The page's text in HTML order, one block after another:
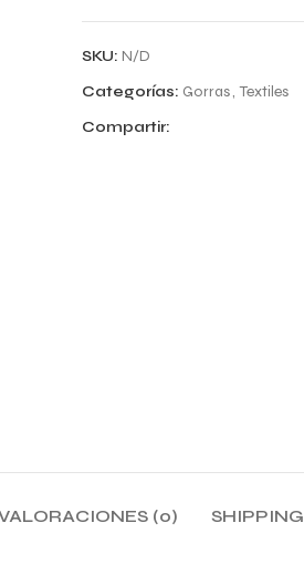
SKU: N/D
Categorías: Gorras, Textiles
Compartir:
(0)